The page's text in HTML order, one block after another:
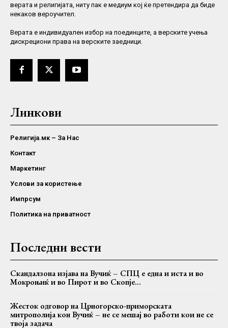
верата и религијата, ниту пак е медиум кој ќе претендира да биде
некаков вероучител.
Верaта е индивидуален избор на поединците, а верските учења
дискрециони права на верските заедници.
Линкови
Религија.мк – За Нас
Контакт
Маркетинг
Услови за користење
Импрсум
Политика на приватност
Последни вести
Скандалзона изјава на Вучиќ – СПЦ е една и иста и во
Мокроњиќ и во Пирот и во Скопје…
Жесток одговор на Црногорско-приморската
митрополија кон Вучиќ – не се мешај во работи кои не се
твоја задача